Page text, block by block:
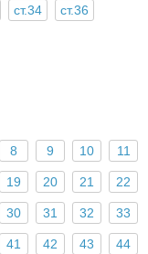
ст.34 ст.36
8 9 10 11
19 20 21 22
30 31 32 33
41 42 43 44